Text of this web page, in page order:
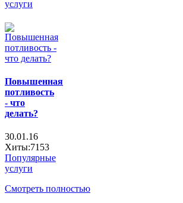
услуги
Повышенная
потливость
- что
делать?
30.01.16
Хиты:7153
Популярные
услуги
Смотреть полностью